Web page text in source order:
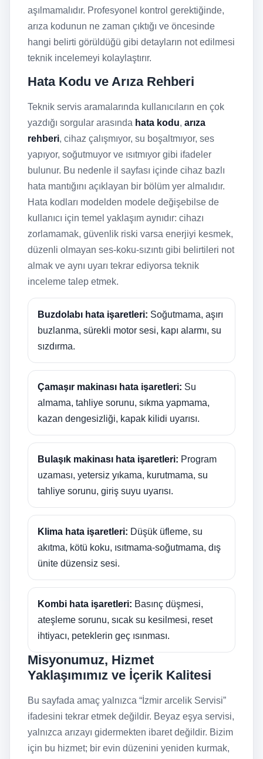
aşılmamalıdır. Profesyonel kontrol gerektiğinde,
arıza kodunun ne zaman çıktığı ve öncesinde
hangi belirti görüldüğü gibi detayların not edilmesi
teknik incelemeyi kolaylaştırır.
Hata Kodu ve Arıza Rehberi
Teknik servis aramalarında kullanıcıların en çok
yazdığı sorgular arasında hata kodu, arıza
rehberi, cihaz çalışmıyor, su boşaltmıyor, ses
yapıyor, soğutmuyor ve ısıtmıyor gibi ifadeler
bulunur. Bu nedenle il sayfası içinde cihaz bazlı
hata mantığını açıklayan bir bölüm yer almalıdır.
Hata kodları modelden modele değişebilse de
kullanıcı için temel yaklaşım aynıdır: cihazı
zorlamamak, güvenlik riski varsa enerjiyi kesmek,
düzenli olmayan ses-koku-sızıntı gibi belirtileri not
almak ve aynı uyarı tekrar ediyorsa teknik
inceleme talep etmek.
Buzdolabı hata işaretleri: Soğutmama, aşırı
buzlanma, sürekli motor sesi, kapı alarmı, su
sızdırma.
Çamaşır makinası hata işaretleri: Su
almama, tahliye sorunu, sıkma yapmama,
kazan dengesizliği, kapak kilidi uyarısı.
Bulaşık makinası hata işaretleri: Program
uzaması, yetersiz yıkama, kurutmama, su
tahliye sorunu, giriş suyu uyarısı.
Klima hata işaretleri: Düşük üfleme, su
akıtma, kötü koku, ısıtmama-soğutmama, dış
ünite düzensiz sesi.
Kombi hata işaretleri: Basınç düşmesi,
ateşleme sorunu, sıcak su kesilmesi, reset
ihtiyacı, peteklerin geç ısınması.
Misyonumuz, Hizmet
Yaklaşımımız ve İçerik Kalitesi
Bu sayfada amaç yalnızca “İzmir arcelik Servisi”
ifadesini tekrar etmek değildir. Beyaz eşya servisi,
yalnızca arızayı gidermekten ibaret değildir. Bizim
için bu hizmet; bir evin düzenini yeniden kurmak,